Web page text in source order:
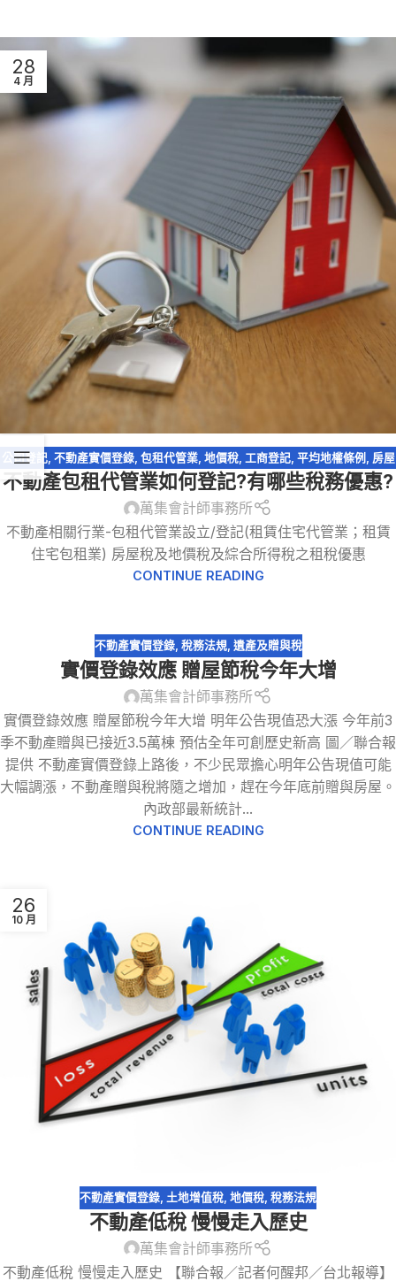
28
4 月
公司登記, 不動產實價登錄, 包租代管業, 地價稅, 工商登記, 平均地權條例
房屋
稅,租賃所得,稅務法規
不動產包租代管業如何登記?有哪些稅務優惠?
萬集會計師事務所
不動產相關行業-包租代管業設立/登記(租賃住宅代管業；租賃
住宅包租業) 房屋稅及地價稅及綜合所得稅之租稅優惠
CONTINUE READING
不動產實價登錄, 稅務法規, 遺產及贈與稅
實價登錄效應 贈屋節稅今年大增
萬集會計師事務所
實價登錄效應 贈屋節稅今年大增 明年公告現值恐大漲 今年前3
季不動產贈與已接近3.5萬棟 預估全年可創歷史新高 圖／聯合報
提供 不動產實價登錄上路後，不少民眾擔心明年公告現值可能
大幅調漲，不動產贈與稅將隨之增加，趕在今年底前贈與房屋。
內政部最新統計...
CONTINUE READING
26
10 月
不動產實價登錄, 土地增值稅, 地價稅, 稅務法規
不動產低稅 慢慢走入歷史
萬集會計師事務所
不動產低稅 慢慢走入歷史 【聯合報／記者何醒邦／台北報導】